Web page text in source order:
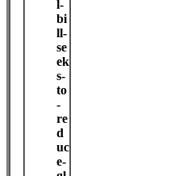
l-
bi
ll-
se
ek
s-
to
-
re
d
uc
e-